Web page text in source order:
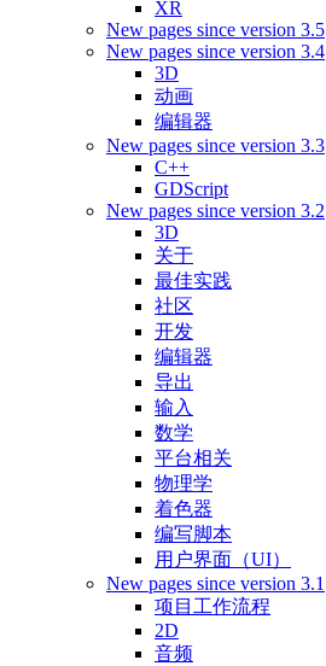
XR
New pages since version 3.5
New pages since version 3.4
3D
动画
编辑器
New pages since version 3.3
C++
GDScript
New pages since version 3.2
3D
关于
最佳实践
社区
开发
编辑器
导出
输入
数学
平台相关
物理学
着色器
编写脚本
用户界面（UI）
New pages since version 3.1
项目工作流程
2D
音频